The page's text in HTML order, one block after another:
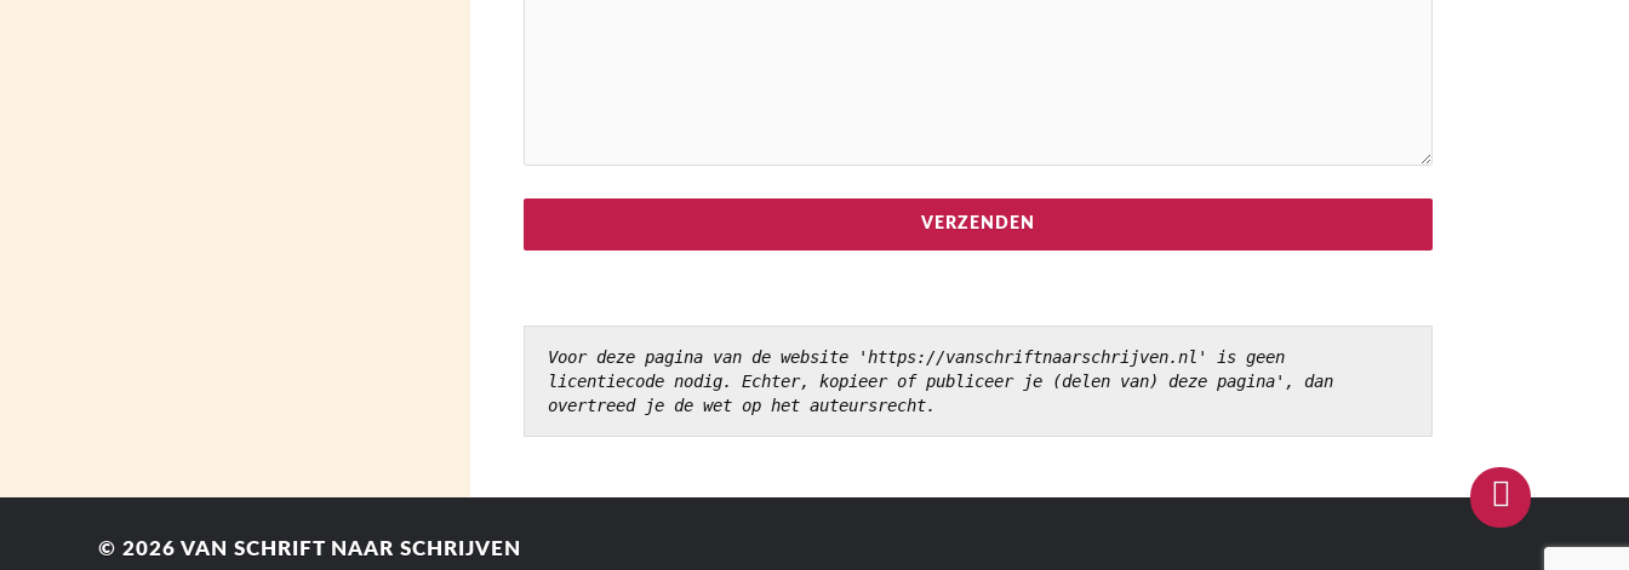
Voor deze pagina van de website 'https://vanschriftnaarschrijven.nl' is geen
licentiecode nodig. Echter, kopieer of publiceer je (delen van) deze pagina', dan
overtreed je de wet op het auteursrecht.
© 2026 VAN SCHRIFT NAAR SCHRIJVEN